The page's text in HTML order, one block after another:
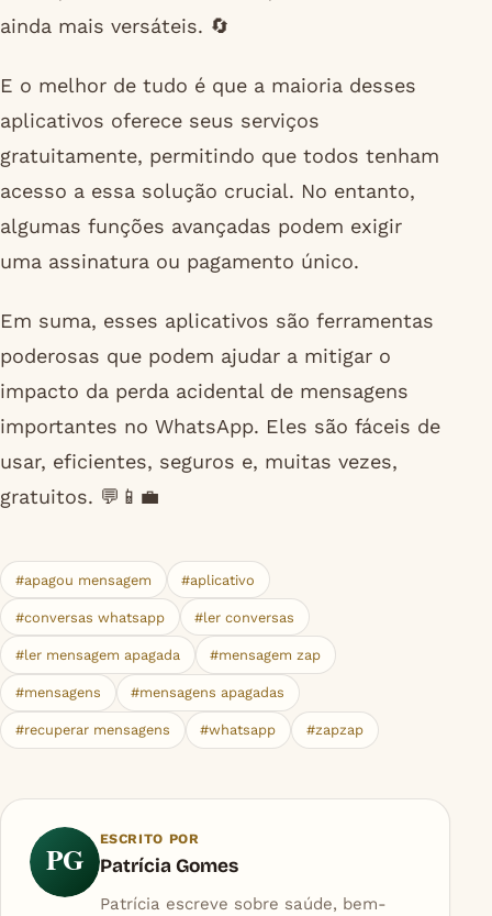
ainda mais versáteis. 🔄
E o melhor de tudo é que a maioria desses
aplicativos oferece seus serviços
gratuitamente, permitindo que todos tenham
acesso a essa solução crucial. No entanto,
algumas funções avançadas podem exigir
uma assinatura ou pagamento único.
Em suma, esses aplicativos são ferramentas
poderosas que podem ajudar a mitigar o
impacto da perda acidental de mensagens
importantes no WhatsApp. Eles são fáceis de
usar, eficientes, seguros e, muitas vezes,
gratuitos. 💬📱💼
#apagou mensagem #aplicativo
#conversas whatsapp #ler conversas
#ler mensagem apagada #mensagem zap
#mensagens #mensagens apagadas
#recuperar mensagens #whatsapp #zapzap
PG
ESCRITO POR
Patrícia Gomes
Patrícia escreve sobre saúde, bem-